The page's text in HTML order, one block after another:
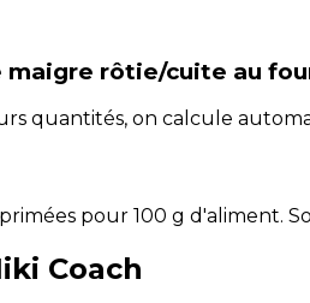
maigre rôtie/cuite au
quantités, on calcule
pour 100 g d'aliment.
Coach